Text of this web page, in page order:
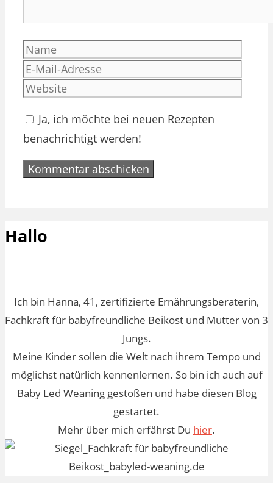
Name
Ja, ich möchte bei neuen Rezepten
benachrichtigt werden!
Hallo
Ich bin Hanna, 41, zertifizierte Ernährungsberaterin,
Fachkraft für babyfreundliche Beikost und Mutter von 3
Jungs.
Meine Kinder sollen die Welt nach ihrem Tempo und
möglichst natürlich kennenlernen. So bin ich auch auf
Baby Led Weaning gestoßen und habe diesen Blog
gestartet.
Mehr über mich erfährst Du hier.